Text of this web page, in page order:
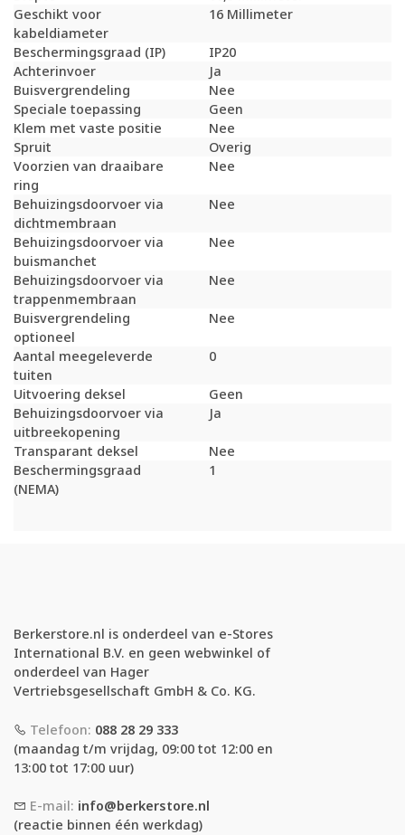
Geschikt voor
kabeldiameter
16 Millimeter
Beschermingsgraad (IP)
IP20
Achterinvoer
Ja
Buisvergrendeling
Nee
Speciale toepassing
Geen
Klem met vaste positie
Nee
Spruit
Overig
Voorzien van draaibare
ring
Nee
Behuizingsdoorvoer via
dichtmembraan
Nee
Behuizingsdoorvoer via
buismanchet
Nee
Behuizingsdoorvoer via
trappenmembraan
Nee
Buisvergrendeling
optioneel
Nee
Aantal meegeleverde
tuiten
0
Uitvoering deksel
Geen
Behuizingsdoorvoer via
uitbreekopening
Ja
Transparant deksel
Nee
Beschermingsgraad
(NEMA)
1
Berkerstore.nl is onderdeel van e-Stores
International B.V. en geen webwinkel of
onderdeel van Hager
Vertriebsgesellschaft GmbH & Co. KG.
Telefoon: 088 28 29 333
(maandag t/m vrijdag, 09:00 tot 12:00 en
13:00 tot 17:00 uur)
E-mail: info@berkerstore.nl
(reactie binnen één werkdag)